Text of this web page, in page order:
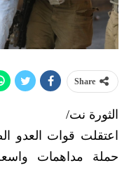
Share
الثورة نت/
اعتقلت قوات العدو
حملة مداهمات